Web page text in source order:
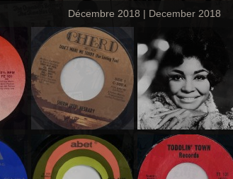
Décembre 2018 | December 2018